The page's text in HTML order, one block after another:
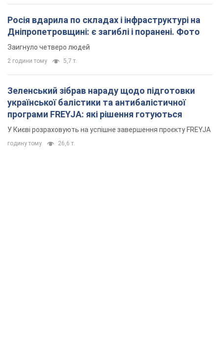
Росія вдарила по складах і інфраструктурі на
Дніпропетровщині: є загиблі і поранені. Фото
Заигнуло четверо людей
2 години тому 5,7 т.
Зеленський зібрав нараду щодо підготовки
української балістики та антибалістичної
програми FREYJA: які рішення готуються
У Києві розраховують на успішне завершення проєкту FREYJA
годину тому 26,6 т.